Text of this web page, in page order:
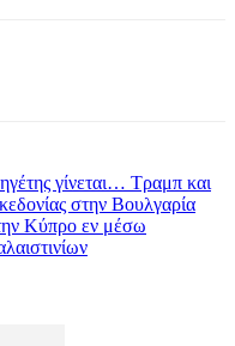
γίνεται… Τραμπ και
στην Βουλγαρία
Κύπρο εν μέσω